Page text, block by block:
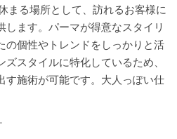
まる場所として、訪れるお客様に
します。パーマが得意なスタイリ
の個性やトレンドをしっかりと活
スタイルに特化しているため、
す施術が可能です。大人っぽい仕